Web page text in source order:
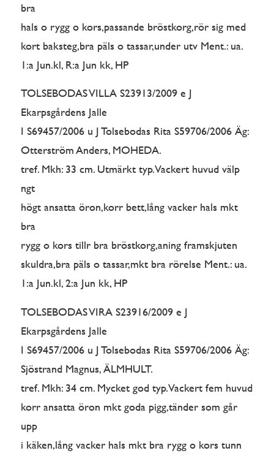
bra
hals o rygg o kors,passande bröstkorg,rör sig med
kort baksteg,bra päls o tassar,under utv Ment.: ua.
1:a Jun.kl, R:a Jun kk, HP
TOLSEBODAS VILLA S23913/2009 e J
Ekarpsgårdens Jalle
I S69457/2006 u J Tolsebodas Rita S59706/2006 Äg:
Otterström Anders, MOHEDA.
tref. Mkh: 33 cm. Utmärkt typ. Vackert huvud välp
ngt
högt ansatta öron,korr bett,lång vacker hals mkt
bra
rygg o kors tillr bra bröstkorg,aning framskjuten
skuldra,bra päls o tassar,mkt bra rörelse Ment.: ua.
1:a Jun.kl, 2:a Jun kk, HP
TOLSEBODAS VIRA S23916/2009 e J
Ekarpsgårdens Jalle
I S69457/2006 u J Tolsebodas Rita S59706/2006 Äg:
Sjöstrand Magnus, ÄLMHULT.
tref. Mkh: 34 cm. Mycket god typ. Vackert fem huvud
korr ansatta öron mkt goda pigg,tänder som går
upp
i käken,lång vacker hals mkt bra rygg o kors tunn